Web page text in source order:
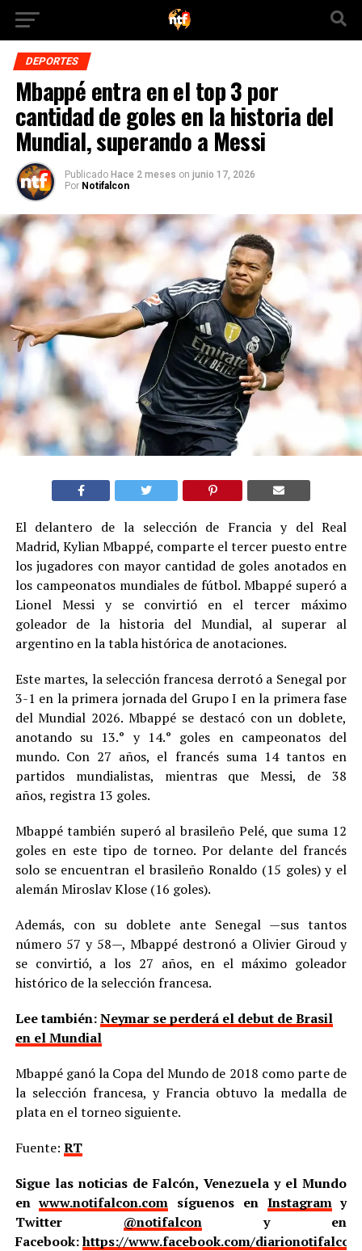
DEPORTES
Mbappé entra en el top 3 por
cantidad de goles en la historia del
Mundial, superando a Messi
Publicado Hace 2 meses on junio 17, 2026
Por Notifalcon
El delantero de la selección de Francia y del Real
Madrid, Kylian Mbappé, comparte el tercer puesto entre
los jugadores con mayor cantidad de goles anotados en
los campeonatos mundiales de fútbol. Mbappé superó a
Lionel Messi y se convirtió en el tercer máximo
goleador de la historia del Mundial, al superar al
argentino en la tabla histórica de anotaciones.
Este martes, la selección francesa derrotó a Senegal por
3-1 en la primera jornada del Grupo I en la primera fase
del Mundial 2026. Mbappé se destacó con un doblete,
anotando su 13.° y 14.° goles en campeonatos del
mundo. Con 27 años, el francés suma 14 tantos en
partidos mundialistas, mientras que Messi, de 38
años, registra 13 goles.
Mbappé también superó al brasileño Pelé, que suma 12
goles en este tipo de torneo. Por delante del francés
solo se encuentran el brasileño Ronaldo (15 goles) y el
alemán Miroslav Klose (16 goles).
Además, con su doblete ante Senegal —sus tantos
número 57 y 58—, Mbappé destronó a Olivier Giroud y
se convirtió, a los 27 años, en el máximo goleador
histórico de la selección francesa.
Lee también:Neymar se perderá el debut de Brasil
en el Mundial
Mbappé ganó la Copa del Mundo de 2018 como parte de
la selección francesa, y Francia obtuvo la medalla de
plata en el torneo siguiente.
Fuente: RT
Sigue las noticias de Falcón, Venezuela y el Mundo
enwww.notifalcon.com síguenos en Instagramy
Twitter @notifalcony en
Facebook:https://www.facebook.com/